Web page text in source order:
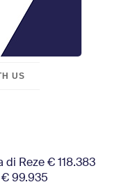
US
di Reze € 118.383
99.935